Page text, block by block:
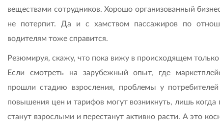
веществами сотрудников. Хорошо организованный
не потерпит. Да и с хамством пассажиров по
водителям тоже справится.
Резюмируя, скажу, что пока вижу в происходящем
Если смотреть на зарубежный опыт, где
прошли стадию взросления, проблемы у
повышения цен и тарифов могут возникнуть, лишь когда
станут взрослыми и перестанут активно расти. А это